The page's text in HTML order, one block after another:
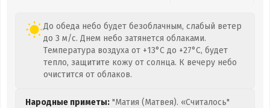
До обеда небо будет безоблачным, слабый ветер
до 3 м/с. Днем небо затянется облаками.
Температура воздуха от +13°C до +27°C, будет
тепло, защитите кожу от солнца. К вечеру небо
очистится от облаков.
Народные приметы: "Матия (Матвея). «Считалось"